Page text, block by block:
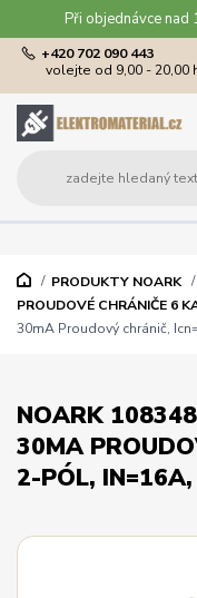
Při objednávce nad
+420 702 090 443
volejte od 9,00 - 20,00
PRODUKTY NOARK
PROUDOVÉ CHRÁNIČE 6
30mA Proudový chránič,
NOARK
30MA
2-PÓL,